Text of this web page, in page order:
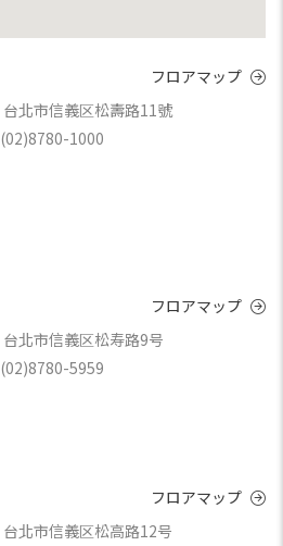
フロアマップ
台北市信義区松壽路11號
(02)8780-1000
フロアマップ
台北市信義区松寿路9号
(02)8780-5959
フロアマップ
台北市信義区松高路12号